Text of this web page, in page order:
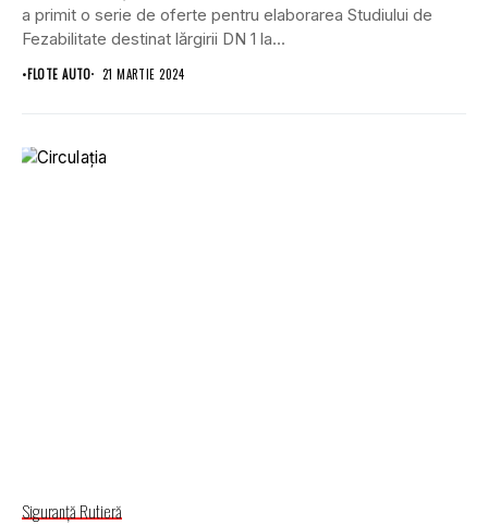
a primit o serie de oferte pentru elaborarea Studiului de
Fezabilitate destinat lărgirii DN 1 la...
•FLOTE AUTO 21 MARTIE 2024
Siguranţă Rutieră